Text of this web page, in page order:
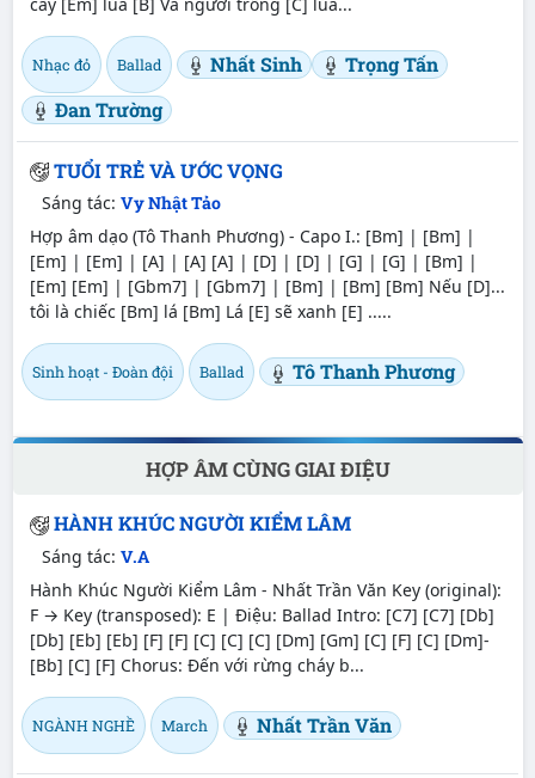
Nhạc đỏ Ballad Nhất Sinh
Trọng Tấn
Đan Trường
TUỔI TRẺ VÀ ƯỚC VỌNG
Sáng tác: Vy Nhật Tảo
Hợp âm dạo (Tô Thanh Phương) - Capo I.: [Bm] | [Bm] |
[Em] | [Em] | [A] | [A] [A] | [D] | [D] | [G] | [G] | [Bm] |
[Em] [Em] | [Gbm7] | [Gbm7] | [Bm] | [Bm] [Bm] Nếu [D]...
tôi là chiếc [Bm] lá [Bm] Lá [E] sẽ xanh [E] .....
Sinh hoạt - Đoàn đội Ballad Tô Thanh Phương
HỢP ÂM CÙNG GIAI ĐIỆU
HÀNH KHÚC NGƯỜI KIỂM LÂM
Sáng tác: V.A
Hành Khúc Người Kiểm Lâm - Nhất Trần Văn Key (original):
F → Key (transposed): E | Điệu: Ballad Intro: [C7] [C7] [Db]
[Db] [Eb] [Eb] [F] [F] [C] [C] [C] [Dm] [Gm] [C] [F] [C] [Dm]-
[Bb] [C] [F] Chorus: Đến với rừng cháy b...
NGÀNH NGHỀ March Nhất Trần Văn